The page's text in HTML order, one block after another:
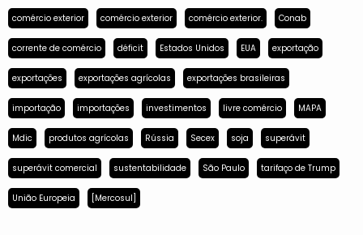
comércio exterior comércio exterior comércio exterior. Conab
corrente de comércio déficit Estados Unidos EUA exportação
exportações exportações agrícolas exportações brasileiras
importação importações investimentos livre comércio MAPA
Mdic produtos agrícolas Rússia Secex soja superávit
superávit comercial sustentabilidade São Paulo tarifaço de Trump
União Europeia [Mercosul]